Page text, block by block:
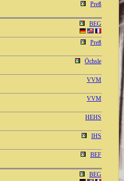
Preß
BEG
Preß
Öchsle
VVM
VVM
HEHS
IHS
BEF
BEG